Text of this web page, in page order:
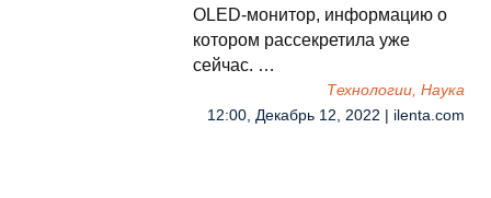
OLED-монитор, информацию о
котором рассекретила уже
сейчас. …
Технологии, Наука
12:00, Декабрь 12, 2022 | ilenta.com